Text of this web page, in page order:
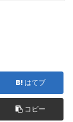
はてブ
コピー